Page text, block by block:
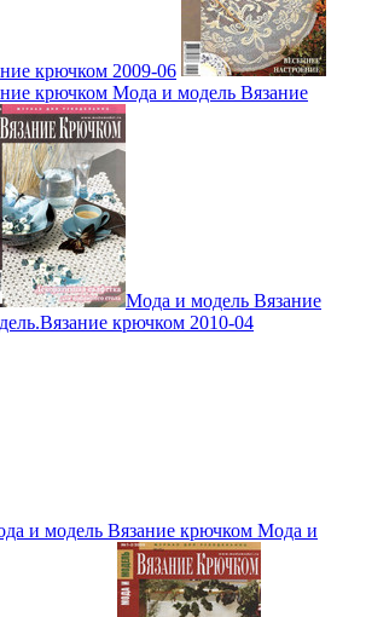
крючком 2009-06
крючком Мода и модель Вязание
Мода и модель Вязание
крючком 2010-04
и модель Вязание крючком Мода и